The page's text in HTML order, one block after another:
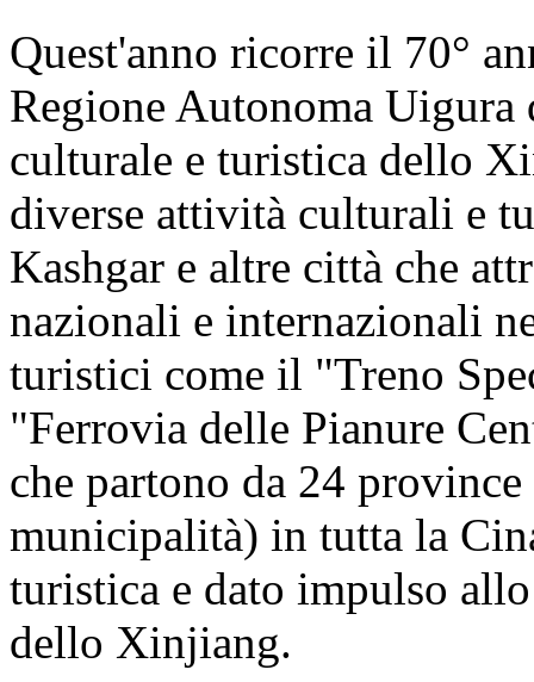
Quest'anno ricorre il 70°
Regione Autonoma
culturale e turistica dello
diverse attività culturali e
Kashgar e altre città che
nazionali e internazionali
turistici come il "Treno
"Ferrovia delle Pianure
che partono da 24
municipalità) in tutta la
turistica e dato impulso
dello Xinjiang.